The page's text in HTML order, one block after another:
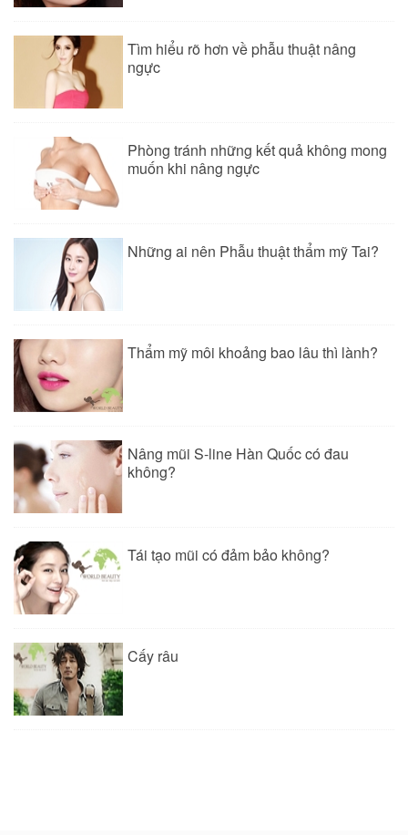
Tìm hiểu rõ hơn về phẫu thuật nâng
ngực
Phòng tránh những kết quả không mong
muốn khi nâng ngực
Những ai nên Phẫu thuật thẩm mỹ Tai?
Thẩm mỹ môi khoảng bao lâu thì lành?
Nâng mũi S-line Hàn Quốc có đau
không?
Tái tạo mũi có đảm bảo không?
Cấy râu